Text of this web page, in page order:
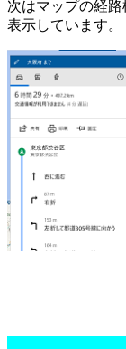
次はマップの経
表示しています。